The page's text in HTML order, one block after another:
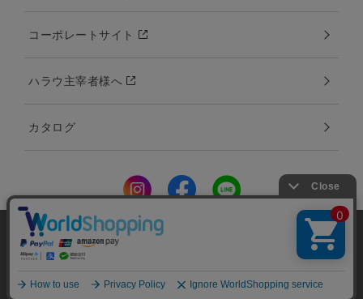
コーポレートサイト
ハラウ主宰者様へ
カタログ
Copyright:©2000-2020 Amina Collection Co.,LTD all rights reserved.
画像、文章などを無断でコピー、使用、転載することを禁止します。
当サイトではユーザーの利便性向上やサイト改
善のためにCookieを使用しています。 詳細につ
照ください。
承諾する